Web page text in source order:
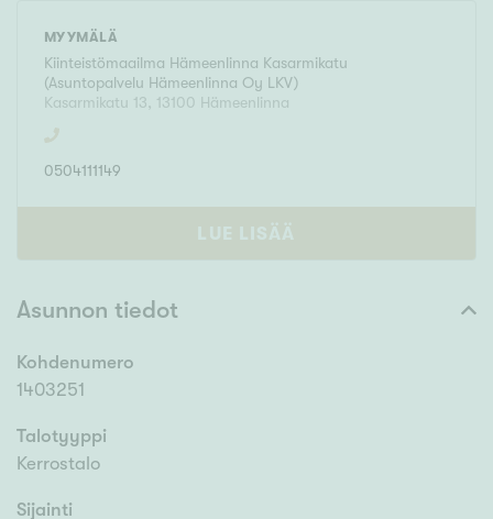
MYYMÄLÄ
Kiinteistömaailma Hämeenlinna Kasarmikatu
(Asuntopalvelu Hämeenlinna Oy LKV)
Kasarmikatu 13, 13100 Hämeenlinna
0504111149
LUE LISÄÄ
Asunnon tiedot
Kohdenumero
1403251
Talotyyppi
Kerrostalo
Sijainti